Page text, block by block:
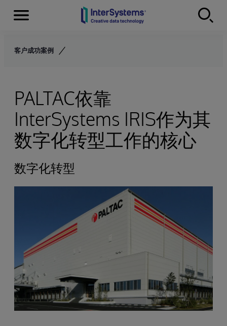
Skip to content
Menu
客户成功案例
PALTAC依靠
InterSystems IRIS作为其
数字化转型工作的核心
数字化转型